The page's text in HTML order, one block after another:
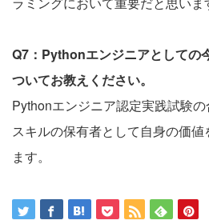
Q7：Pythonエンジニアとしての
ついてお教えください。
Pythonエンジニア認定実践試験
スキルの保有者として自身の価
ます。